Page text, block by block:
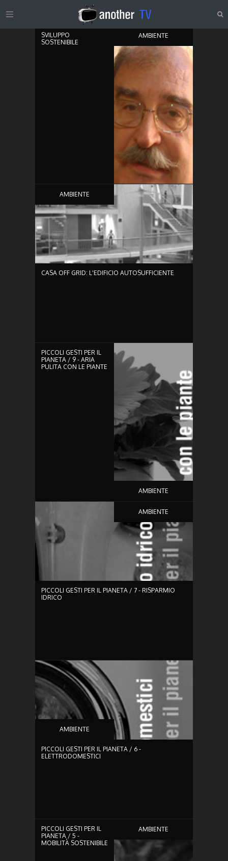
AMBIENTE
SVILUPPO
SOSTENIBILE
AMBIENTE
CASA OFF GRID: L'EDIFICIO AUTOSUFFICIENTE
AMBIENTE
PICCOLI GESTI PER IL
PIANETA / 9 - ARIA
PULITA CON LE PIANTE
AMBIENTE
PICCOLI GESTI PER IL PIANETA / 7 - RISPARMIO
IDRICO
AMBIENTE
PICCOLI GESTI PER IL PIANETA / 6 -
ELETTRODOMESTICI
AMBIENTE
PICCOLI GESTI PER IL
PIANETA / 5 -
MOBILITÀ SOSTENIBILE